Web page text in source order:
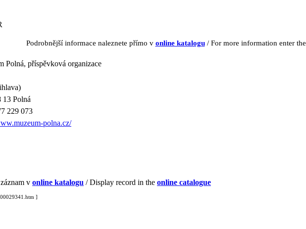
Podrobnější informace naleznete přímo v online katalogu/ For more information enter the
Polná, příspěvková organizace
13 Polná
229 073
polna.cz/
v online katalogu / Display record in the online catalogue
]